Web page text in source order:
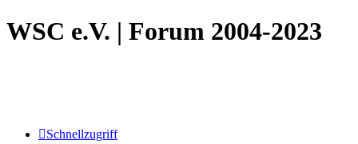
WSC e.V. | Forum 2004-2023
Schnellzugriff